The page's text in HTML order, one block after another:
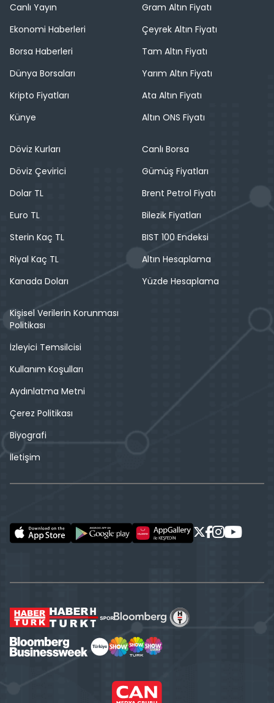
Canlı Yayın
Ekonomi Haberleri
Borsa Haberleri
Dünya Borsaları
Kripto Fiyatları
Künye
Gram Altın Fiyatı
Çeyrek Altın Fiyatı
Tam Altın Fiyatı
Yarım Altın Fiyatı
Ata Altın Fiyatı
Altın ONS Fiyatı
Döviz Kurları
Döviz Çevirici
Dolar TL
Euro TL
Sterin Kaç TL
Riyal Kaç TL
Kanada Doları
Canlı Borsa
Gümüş Fiyatları
Brent Petrol Fiyatı
Bilezik Fiyatları
BIST 100 Endeksi
Altın Hesaplama
Yüzde Hesaplama
Kişisel Verilerin Korunması
Politikası
İzleyici Temsilcisi
Kullanım Koşulları
Aydınlatma Metni
Çerez Politikası
Biyografi
İletişim